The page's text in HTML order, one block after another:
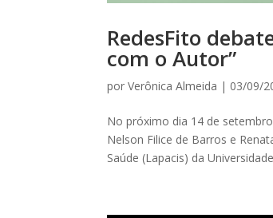
RedesFito
com o Autor”
porVerônica Almeida | 03/09/
No próximo dia 14 de
Nelson Filice de Barros e
Saúde (Lapacis) da